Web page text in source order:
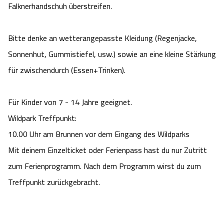
Camping
Urlaub auf dem Bauernhof
Urlaub mit Hund
Last Minute
Kataloge
Reiten
Kutschen
Regionale Küche
Tiere
Unterkünfte
Naturhotels
Wildpark Schwarze Berge
Otter Zentrum
Wildpark Müden
Snow World Bispingen
Ralf Schumacher Kart & Bowl
Das verrückte Haus
Unterkünfte Celle
Veranstaltungen & Führungen Celle
Falknerhandschuh überstreifen.
Bitte denke an wetterangepasste Kleidung (Regenjacke,
Sonnenhut, Gummistiefel, usw.) sowie an eine kleine Stärkung
für zwischendurch (Essen+Trinken).
Für Kinder von 7 - 14 Jahre geeignet.
Wildpark Treffpunkt:
10.00 Uhr am Brunnen vor dem Eingang des Wildparks
Mit deinem Einzelticket oder Ferienpass hast du nur Zutritt
zum Ferienprogramm. Nach dem Programm wirst du zum
Treffpunkt zurückgebracht.